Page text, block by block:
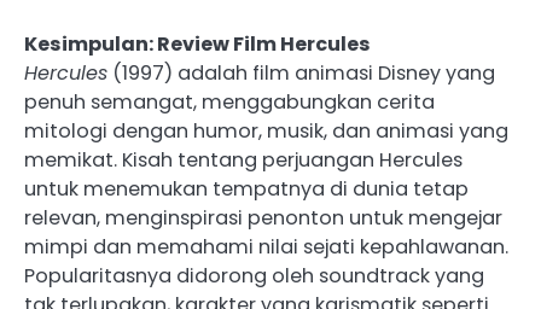
Kesimpulan: Review Film Hercules
Hercules (1997) adalah film animasi Disney yang
penuh semangat, menggabungkan cerita
mitologi dengan humor, musik, dan animasi yang
memikat. Kisah tentang perjuangan Hercules
untuk menemukan tempatnya di dunia tetap
relevan, menginspirasi penonton untuk mengejar
mimpi dan memahami nilai sejati kepahlawanan.
Popularitasnya didorong oleh soundtrack yang